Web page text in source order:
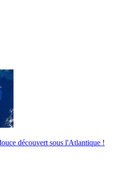
découvert sous l'Atlantique !